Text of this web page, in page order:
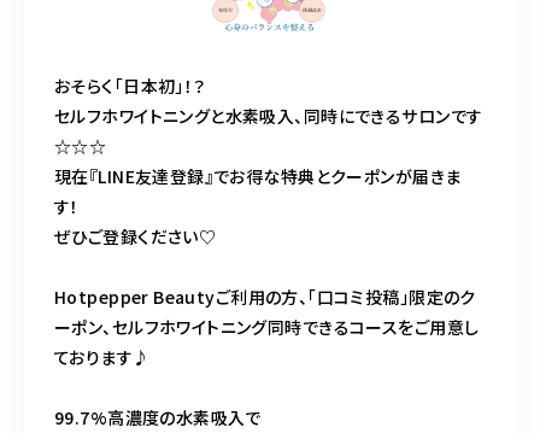
おそらく「日本初」！？
セルフホワイトニングと水素吸入、同時にできるサロンです
☆☆☆
現在『LINE友達登録』でお得な特典とクーポンが届きま
す！
ぜひご登録ください♡
Hotpepper Beautyご利用の方、「口コミ投稿」限定のク
ーポン、セルフホワイトニング同時できるコースをご用意し
ております♪
99.7%高濃度の水素吸入で